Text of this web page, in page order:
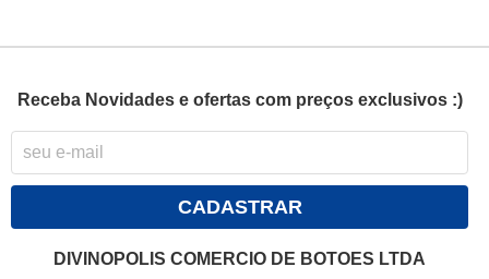
Receba Novidades e ofertas com preços exclusivos :)
CADASTRAR
DIVINOPOLIS COMERCIO DE BOTOES LTDA